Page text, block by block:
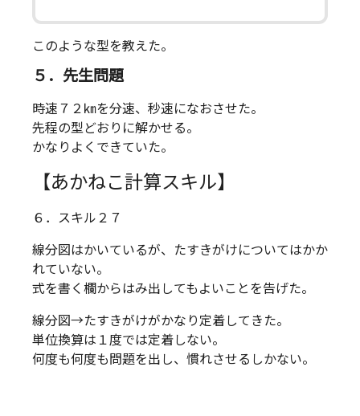
このような型を教えた。
５．先生問題
時速７２㎞を分速、秒速になおさせた。
先程の型どおりに解かせる。
かなりよくできていた。
【あかねこ計算スキル】
６．スキル２７
線分図はかいているが、たすきがけについてはかか
れていない。
式を書く欄からはみ出してもよいことを告げた。
線分図→たすきがけがかなり定着してきた。
単位換算は１度では定着しない。
何度も何度も問題を出し、慣れさせるしかない。